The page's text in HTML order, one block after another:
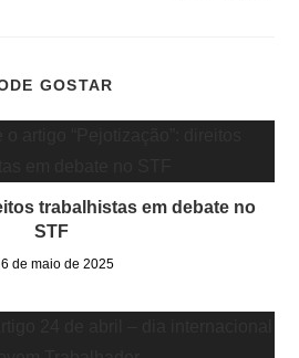
GOSTAR
trabalhistas em debate no
STF
6 de maio de 2025